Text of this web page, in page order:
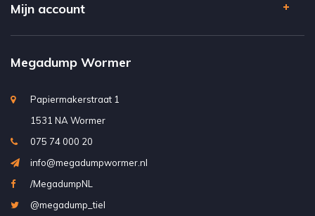
Mijn account
Megadump Wormer
Papiermakerstraat 1
1531 NA Wormer
075 74 000 20
info@megadumpwormer.nl
/MegadumpNL
@megadump_tiel